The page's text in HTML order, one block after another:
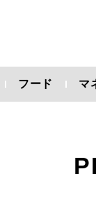
フード マ